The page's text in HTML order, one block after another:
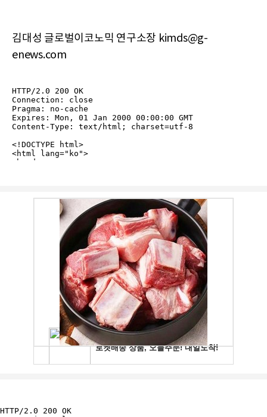
김대성 글로벌이코노믹 연구소장 kimds@g-
enews.com